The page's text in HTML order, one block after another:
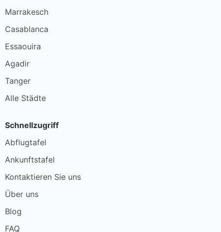
Marrakesch
Casablanca
Essaouira
Agadir
Tanger
Alle Städte
Schnellzugriff
Abflugtafel
Ankunftstafel
Kontaktieren Sie uns
Über uns
Blog
FAQ